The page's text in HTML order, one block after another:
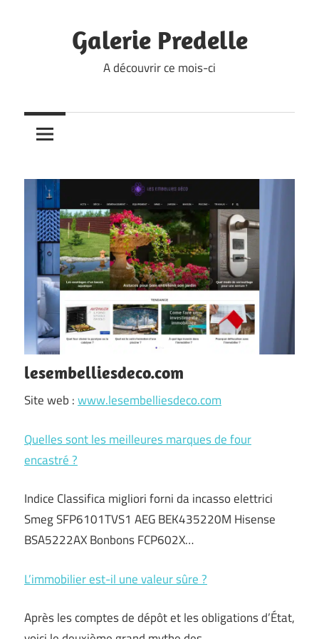
Galerie Predelle
A découvrir ce mois-ci
lesembelliesdeco.com
Site web :www.lesembelliesdeco.com
Quelles sont les meilleures marques de four
encastré ?
Indice Classifica migliori forni da incasso elettrici
Smeg SFP6101TVS1 AEG BEK435220M Hisense
BSA5222AX Bonbons FCP602X…
L’immobilier est-il une valeur sûre ?
Après les comptes de dépôt et les obligations d’État,